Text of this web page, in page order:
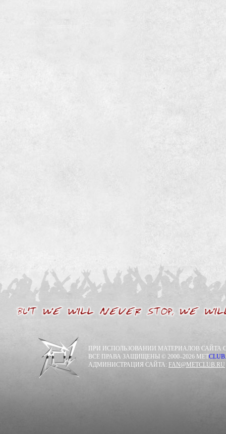
ПРИ ИСПОЛЬЗОВАНИИ МАТЕРИАЛОВ САЙТА
ВСЕ ПРАВА ЗАЩИЩЕНЫ © 2000–2026 METCLUB.
АДМИНИСТРАЦИЯ САЙТА: FAN@METCLUB.RU